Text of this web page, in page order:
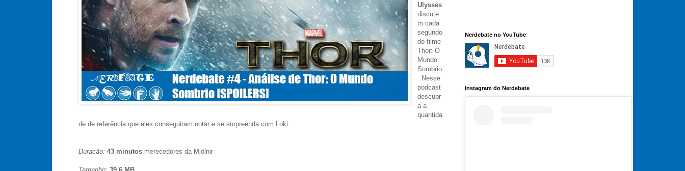
Ulysses
discute
m cada
segundo
do filme
Thor: O
Mundo
Sombrio
. Nesse
podcast
descubr
a a
quantida
de de referência que eles conseguiram notar e se surpreenda com Loki.
Duração: 43 minutos merecedores da Mjölnir
Nerdebate no YouTube
Instagram do Nerdebate